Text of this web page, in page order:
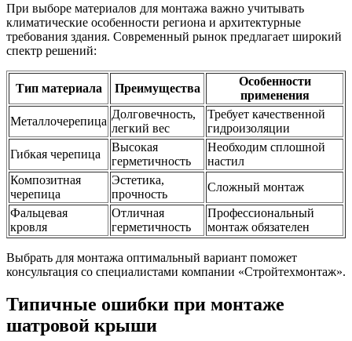
При выборе материалов для монтажа важно учитывать
климатические особенности региона и архитектурные
требования здания. Современный рынок предлагает широкий
спектр решений:
Тип материала Преимущества
Особенности
применения
Металлочерепица
Долговечность,
легкий вес
Требует качественной
гидроизоляции
Гибкая черепица
Высокая
герметичность
Необходим сплошной
настил
Композитная
черепица
Эстетика,
прочность
Сложный монтаж
Фальцевая
кровля
Отличная
герметичность
Профессиональный
монтаж обязателен
Выбрать для монтажа оптимальный вариант поможет
консультация со специалистами компании «Стройтехмонтаж».
Типичные ошибки при монтаже
шатровой крыши